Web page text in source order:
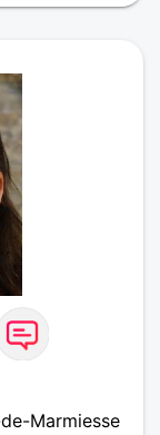
Marmiesse